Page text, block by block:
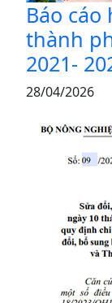
Báo
thành
2021-
28/04/2026